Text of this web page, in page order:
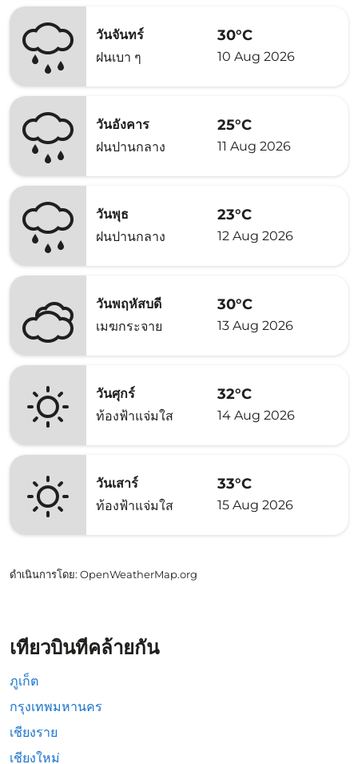
วันจันทร์
ฝนเบา ๆ
30°C
10 Aug 2026
วันอังคาร
ฝนปานกลาง
25°C
11 Aug 2026
วันพุธ
ฝนปานกลาง
23°C
12 Aug 2026
วันพฤหัสบดี
เมฆกระจาย
30°C
13 Aug 2026
วันศุกร์
ท้องฟ้าแจ่มใส
32°C
14 Aug 2026
วันเสาร์
ท้องฟ้าแจ่มใส
33°C
15 Aug 2026
ดำเนินการโดย: OpenWeatherMap.org
เที่ยวบินที่คล้ายกัน
ภูเก็ต
กรุงเทพมหานคร
เชียงราย
เชียงใหม่